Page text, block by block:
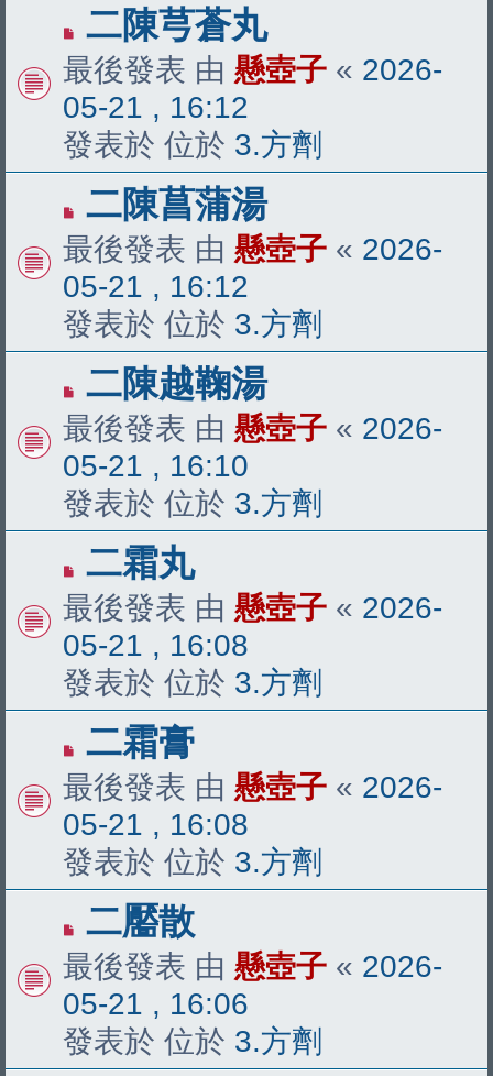
有
新
文
章
二陳芎蒼丸
最後發表 由 懸壺子 « 2026-
05-21 , 16:12
發表於 位於 3.方劑
有
新
文
章
二陳菖蒲湯
最後發表 由 懸壺子 « 2026-
05-21 , 16:12
發表於 位於 3.方劑
有
新
文
章
二陳越鞠湯
最後發表 由 懸壺子 « 2026-
05-21 , 16:10
發表於 位於 3.方劑
有
新
文
章
二霜丸
最後發表 由 懸壺子 « 2026-
05-21 , 16:08
發表於 位於 3.方劑
有
新
文
章
二霜膏
最後發表 由 懸壺子 « 2026-
05-21 , 16:08
發表於 位於 3.方劑
有
新
文
章
二靨散
最後發表 由 懸壺子 « 2026-
05-21 , 16:06
發表於 位於 3.方劑